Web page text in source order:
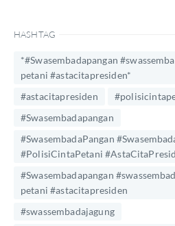
HASHTAG
*#Swasembadapangan
petani #astacitapresiden*
#astacitapresiden
#Swasembadapangan
#SwasembadaPangan
#PolisiCintaPetani
#Swasembadapangan
petani #astacitapresiden
#swassembadajagung